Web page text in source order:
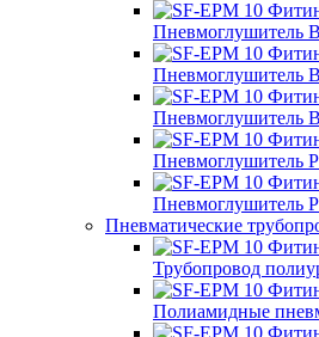
Пневмоглушитель
Пневмоглушитель
Пневмоглушитель
Пневмоглушитель
Пневмоглушитель
Пневматические
Трубопровод
Полиамидные